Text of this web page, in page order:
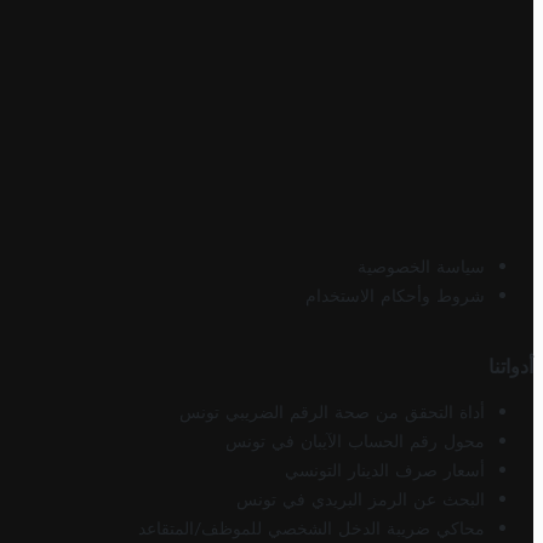
سياسة الخصوصية
شروط وأحكام الاستخدام
أدواتنا
أداة التحقق من صحة الرقم الضريبي تونس
محول رقم الحساب الآيبان في تونس
أسعار صرف الدينار التونسي
البحث عن الرمز البريدي في تونس
محاكي ضريبة الدخل الشخصي للموظف/المتقاعد